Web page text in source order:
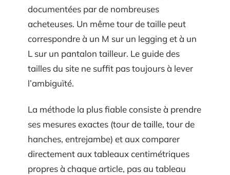
documentées par de nombreuses
acheteuses. Un même tour de taille peut
correspondre à un M sur un legging et à un
L sur un pantalon tailleur. Le guide des
tailles du site ne suffit pas toujours à lever
l’ambiguïté.
La méthode la plus fiable consiste à prendre
ses mesures exactes (tour de taille, tour de
hanches, entrejambe) et aux comparer
directement aux tableaux centimétriques
propres à chaque article, pas au tableau